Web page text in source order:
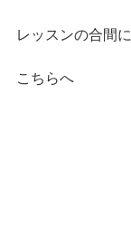
レッスンの合間に
こちらへ